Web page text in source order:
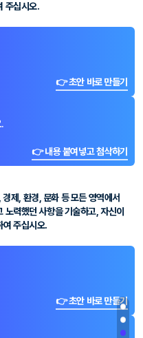
주십시오.
👉 초안 바로 만들기
👉 내용 붙여넣고 첨삭하기
제, 환경, 문화 등 모든 영역에서
력했던 사항을 기술하고, 자신이
여 주십시오.
👉 초안 바로 만들기